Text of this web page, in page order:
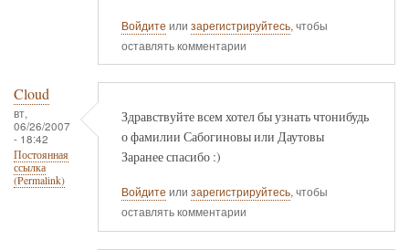
Войдите или зарегистрируйтесь, чтобы
оставлять комментарии
Cloud
вт,
06/26/2007
- 18:42
Постоянная
ссылка
(Permalink)
Здравствуйте всем хотел бы узнать чтонибудь
о фамилии Сабогиновы или Даутовы
Заранее спасибо :)
Войдите или зарегистрируйтесь, чтобы
оставлять комментарии